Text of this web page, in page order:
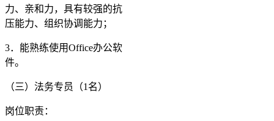
力、亲和力，具有较强的抗
压能力、组织协调能力；
3．能熟练使用Office办公软
件。
（三）法务专员（1名）
岗位职责：